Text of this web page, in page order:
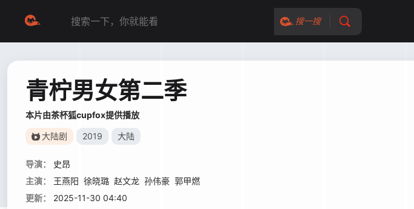
搜一搜
青柠男女第二季
本片由茶杯狐cupfox提供播放
大陆剧 2019 大陆
导演：
史昂
主演：
王燕阳 徐晓璐 赵文龙 孙伟豪 郭甲燃
更新：
2025-11-30 04:40